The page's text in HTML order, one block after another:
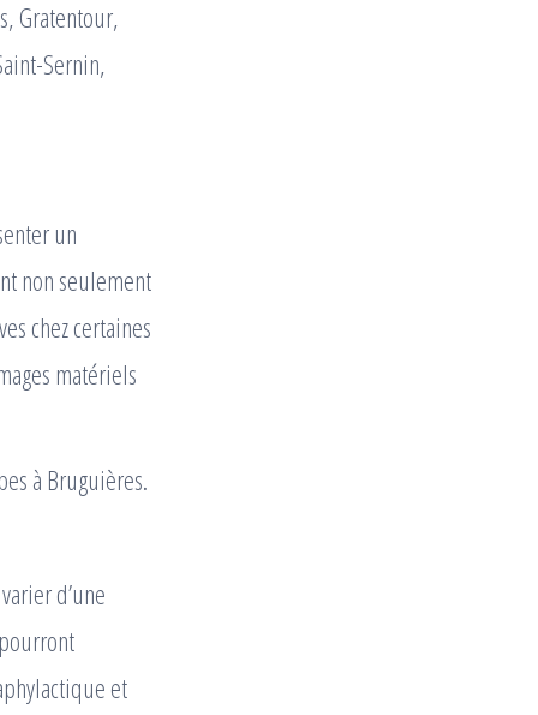
Gratentour,
Sernin,
un
non seulement
chez certaines
matériels
d’une
et